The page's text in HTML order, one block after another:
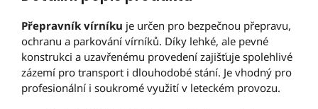
Přepravník vírníku je určen pro bezpečnou přepravu,
ochranu a parkování vírníků. Díky lehké, ale pevné
konstrukci a uzavřenému provedení zajišťuje spolehlivé
zázemí pro transport i dlouhodobé stání. Je vhodný pro
profesionální i soukromé využití v leteckém provozu.